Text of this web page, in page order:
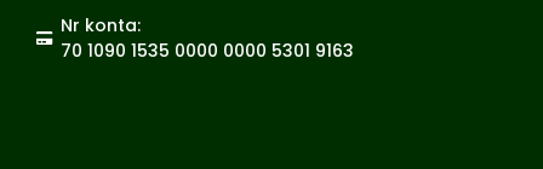
Nr konta:
70 1090 1535 0000 0000 5301 9163